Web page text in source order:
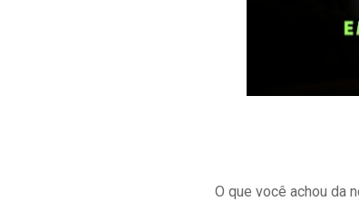
O que você achou da